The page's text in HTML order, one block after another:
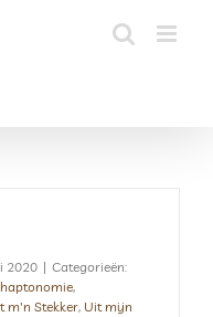
2020 | Categorieën:
,
m'n Stekker, Uit mijn